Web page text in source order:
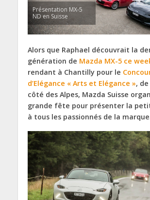
Présentation MX-5
ND en Suisse
Alors que Raphael découvrait la
génération de Mazda MX-5 ce
rendant à Chantilly pour le
d’Elégance « Arts et Elégance »,
côté des Alpes, Mazda Suisse
grande fête pour présenter la
à tous les passionnés de la